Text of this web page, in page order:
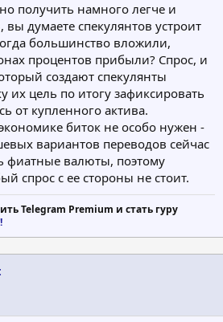
получить намного легче и
думаете спекулянтов устроит
большинство вложили,
процентов прибыли? Спрос, и
создают спекулянты
их цель по итогу зафиксировать
от купленного актива.
биток не особо нужен -
вариантов переводов сейчас
фиатные валюты, поэтому
спрос с ее стороны не стоит.
Telegram Premium и стать гуру